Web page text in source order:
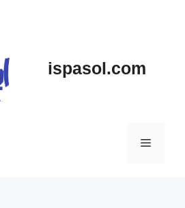
ispasol.com
Menu